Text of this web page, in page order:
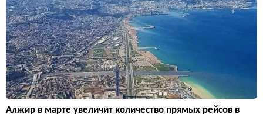
Алжир в марте увеличит количество прямых рейсов в